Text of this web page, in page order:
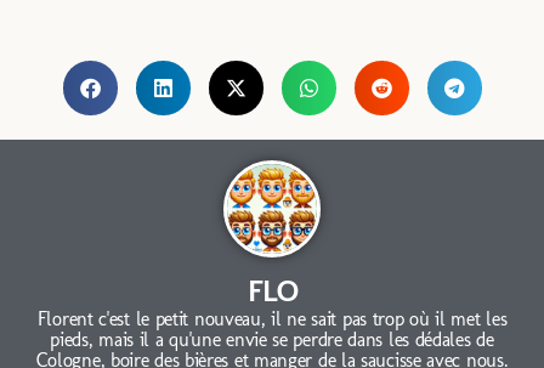
FLO
Florent c'est le petit nouveau, il ne sait pas trop où il met les
pieds, mais il a qu'une envie se perdre dans les dédales de
Cologne, boire des bières et manger de la saucisse avec nous.